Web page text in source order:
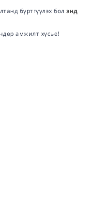
бүртгүүлэх бол энд
амжилт хүсье!